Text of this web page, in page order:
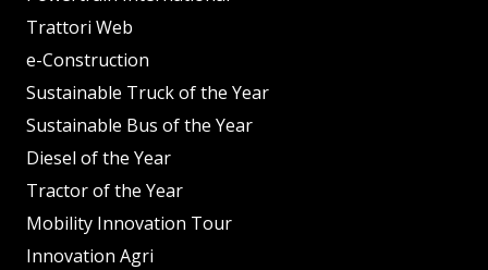
Trattori Web
e-Construction
Sustainable Truck of the Year
Sustainable Bus of the Year
Diesel of the Year
Tractor of the Year
Mobility Innovation Tour
Innovation Agri